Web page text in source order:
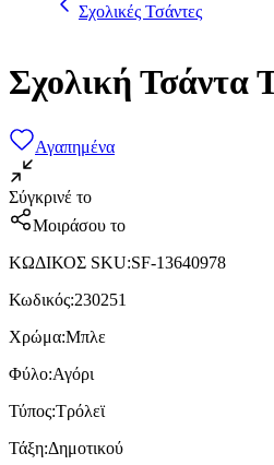
Σχολικές Τσάντες
Σχολική Τσάντα
Αγαπημένα
Σύγκρινέ το
Μοιράσου το
ΚΩΔΙΚΟΣ SKU:SF-13640978
Κωδικός:230251
Χρώμα:Μπλε
Φύλο:Αγόρι
Τύπος:Τρόλεϊ
Τάξη:Δημοτικού